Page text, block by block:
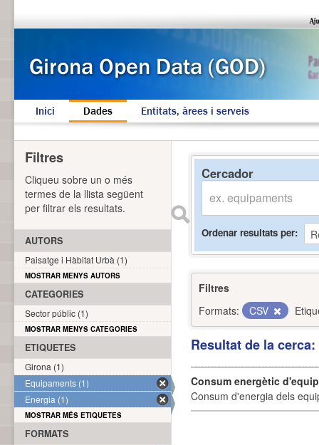
Inici Dades Entitats, àrees i serveis
Cercador
Ordenar resultats per
Filtres
Formats:
CSV
Resultat de la
Consum energètic
Consum d'energia dels
Filtres
Cliqueu sobre un o més
termes de la llista següent
per filtrar els resultats.
AUTORS
Paisatge i Hàbitat Urbà (1)
MOSTRAR MENYS AUTORS
CATEGORIES
Sector públic (1)
MOSTRAR MENYS CATEGORIES
ETIQUETES
Girona (1)
Equipaments (1)
Energia (1)
MOSTRAR MÉS ETIQUETES
FORMATS